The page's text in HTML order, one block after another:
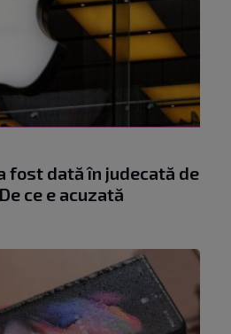
fost dată în judecată de
ce e acuzată